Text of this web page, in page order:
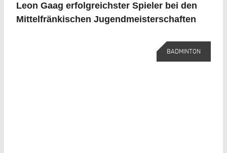
Leon Gaag erfolgreichster Spieler bei den
Mittelfränkischen Jugendmeisterschaften
BADMINTON